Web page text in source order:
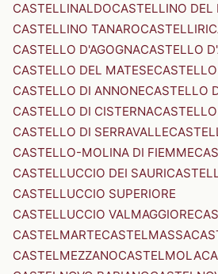
CASTELLINALDOCASTELLINO DEL
CASTELLINO TANAROCASTELLIRI
CASTELLO D'AGOGNACASTELLO
CASTELLO DEL MATESE
CASTELLO DI ANNONECASTELLO
CASTELLO DI CISTERNA
CASTELLO DI SERRAVALLE
CASTELLO-MOLINA DI FIEMME
CASTELLUCCIO DEI SAURI
CASTELLUCCIO SUPERIORE
CASTELLUCCIO VALMAGGIORE
CASTELMARTECASTELMASSA
CASTELMEZZANOCASTELMOLA